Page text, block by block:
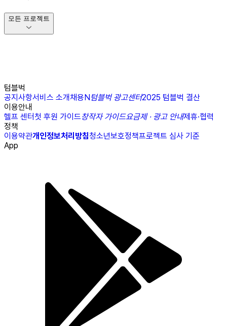
모든 프로젝트
텀블벅
공지사항서비스 소개채용N텀블벅 광고센터2025 텀블벅 결산
이용안내
헬프 센터첫 후원 가이드창작자 가이드요금제 · 광고 안내제휴·협력
정책
이용약관개인정보처리방침청소년보호정책프로젝트 심사 기준
App